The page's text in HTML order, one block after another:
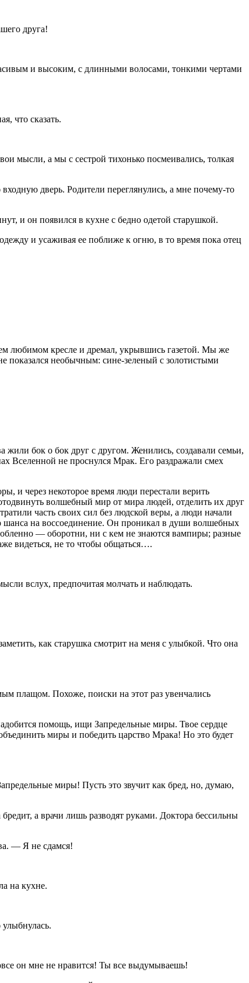
друга!
и высоким, с длинными волосами, тонкими чертами
что сказать.
мысли, а мы с сестрой тихонько посмеивались, толкая
дверь. Родители переглянулись, а мне почему-то
и он появился в кухне с бедно одетой старушкой.
и усаживая ее поближе к огню, в то время пока отец
любимом кресле и дремал, укрывшись газетой. Мы же
показался необычным: сине-зеленый с золотистыми
бок о бок друг с другом. Женились, создавали семьи,
Вселенной не проснулся Мрак. Его раздражали смех
и через некоторое время люди перестали верить
волшебный мир от мира людей, отделить их друг
часть своих сил без людской веры, а люди начали
шанса на воссоединение. Он проникал в души волшебных
— оборотни, ни с кем не знаются вампиры; разные
видеться, не то чтобы общаться….
вслух, предпочитая молчать и наблюдать.
как старушка смотрит на меня с улыбкой. Что она
плащом. Похоже, поиски на этот раз увенчались
помощь, ищи Запредельные миры. Твое сердце
миры и победить царство Мрака! Но это будет
миры! Пусть это звучит как бред, но, думаю,
а врачи лишь разводят руками. Доктора бессильны
— Я не сдамся!
на кухне.
он мне не нравится! Ты все выдумываешь!